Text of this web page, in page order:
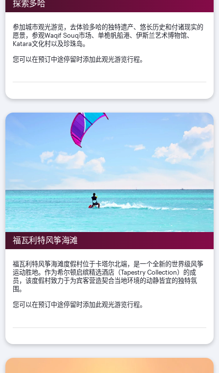
探索多哈
参加城市观光游览，去体验多哈的独特遗产、悠长历史和付诸现实的
愿景，参观Waqif Souq市场、单桅帆船港、伊斯兰艺术博物馆、
Katara文化村以及珍珠岛。
您可以在预订中途停留时添加此观光游览行程。
福瓦利特风筝海滩
福瓦利特风筝海滩度假村位于卡塔尔北端，是一个全新的世界级风筝
运动胜地。作为希尔顿启缤精选酒店（Tapestry Collection）的成
员，该度假村致力于为宾客营造契合当地环境的动静皆宜的独特氛
围。
您可以在预订中途停留时添加此观光游览行程。